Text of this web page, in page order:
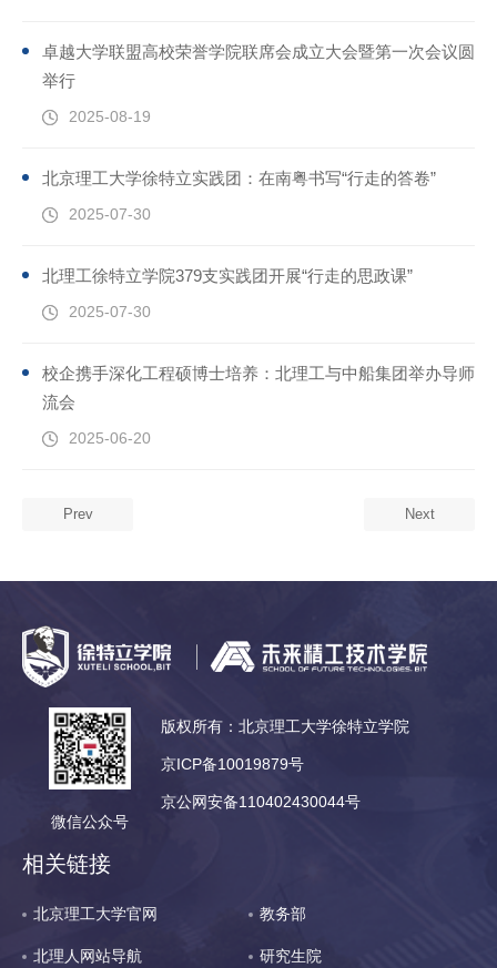
卓越大学联盟高校荣誉学院联席会成立大会暨第一次会议圆满
举行
2025-08-19
北京理工大学徐特立实践团：在南粤书写“行走的答卷”
2025-07-30
北理工徐特立学院379支实践团开展“行走的思政课”
2025-07-30
校企携手深化工程硕博士培养：北理工与中船集团举办导师交
流会
2025-06-20
Prev Next
微信公众号
版权所有：北京理工大学徐特立学院
京ICP备10019879号
京公网安备110402430044号
相关链接
北京理工大学官网 教务部
北理人网站导航 研究生院